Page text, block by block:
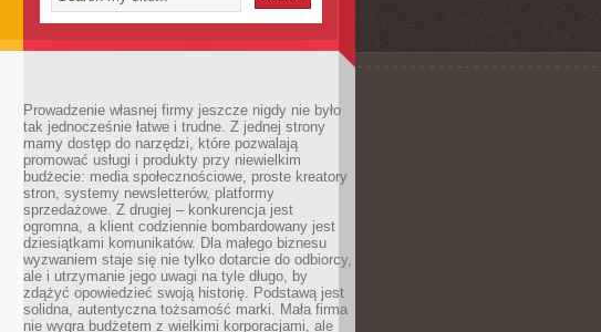
Prowadzenie własnej firmy jeszcze nigdy nie było
tak jednocześnie łatwe i trudne. Z jednej strony
mamy dostęp do narzędzi, które pozwalają
promować usługi i produkty przy niewielkim
budżecie: media społecznościowe, proste kreatory
stron, systemy newsletterów, platformy
sprzedażowe. Z drugiej – konkurencja jest
ogromna, a klient codziennie bombardowany jest
dziesiątkami komunikatów. Dla małego biznesu
wyzwaniem staje się nie tylko dotarcie do odbiorcy,
ale i utrzymanie jego uwagi na tyle długo, by
zdążyć opowiedzieć swoją historię. Podstawą jest
solidna, autentyczna tożsamość marki. Mała firma
nie wygra budżetem z wielkimi korporacjami, ale